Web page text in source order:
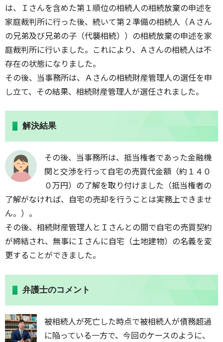
は、Ｉさんを含めた第１順位の相続人の相続放棄の申述を
家庭裁判所に行った後、続いて第２準備の相続人（Ａさん
の兄弟及び兄弟の子（代襲相続））の相続放棄の申述を家
庭裁判所に行いました。これにより、Ａさんの相続人は不
存在の状態になりました。
その後、当事務所は、Ａさんの相続財産管理人の選任を申
し立て、その結果、相続財産管理人が選任されました。
解決結果
その後、当事務所は、抵当権者であった金融機
関と交渉を行って自宅の売買代金額（約１４０
０万円）の了解を取り付けました（抵当権者の
了解がなければ、自宅の売却を行うことは実務上できませ
ん。）。
その後、相続財産管理人とＩさんとの間で自宅の売買契約
が締結され、無事にＩさんに自宅（土地建物）の名義を変
更することができました。
弁護士のコメント
被相続人が死亡した時点で被相続人が債務超過
に陥っている一方で、今回のケースのように、